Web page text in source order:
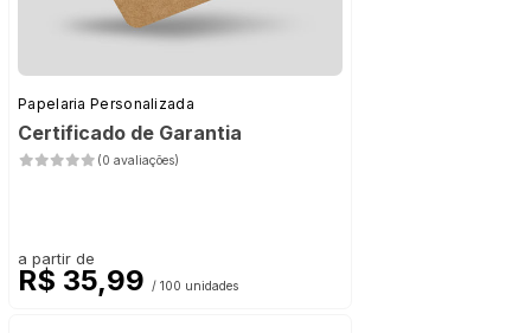
Papelaria Personalizada
Certificado de Garantia
(0 avaliações)
a partir de
R$ 35,99 / 100 unidades